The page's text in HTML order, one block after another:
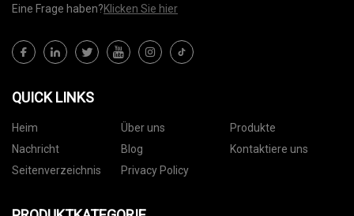
Eine Frage haben?Klicken Sie hier
QUICK LINKS
Heim Über uns
Produkte
Nachricht
Blog
Kontaktiere uns
Seitenverzeichnis
Privacy Policy